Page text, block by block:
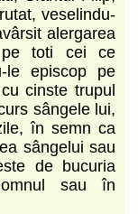
veselindu-
alergarea
pe toti cei ce
le episcop pe
cinste trupul
sângele lui,
în semn ca
sângelui sau
de bucuria
sau în